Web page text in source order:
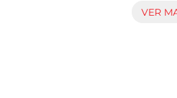
confiável em todos os VER